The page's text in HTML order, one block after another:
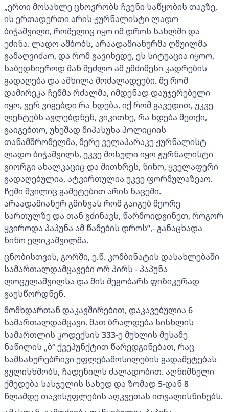
„ერთი მოსახლე ცხოვრობს ჩვენი საწყობის თავზე,
ის ერთადერთი არის ჟურნალისტი ლადო
ბიჭაშვილი, რომელიც იყო იმ დროს სახლში და
ეძინა. ლადო ამბობს, არაადამიანურმა ღმუილმა
გამაღვიძაო, და რომ გავიხედე, ეს სიტუაცია იყოო,
საბედნიეროდ მან შეძლო ამ უმძიმესი კადრების
გადაღება და ამხილა მოძალადეები. მე რომ
დამირეკა ჩემმა რძალმა, იმდენად დაუჯერებელი
იყო, ვერ ვიგებდი რა ხდება. იქ რომ გავედით, უკვე
ლენტებს ავლებდნენ, ვიკითხე, რა ხდება მეთქი,
გაიგებთო, უხეშად მიპასუხა პოლიციის
თანამშრომელმა, მერე ველაპარაკე ჟურნალისტ
ლადო ბიჭაშვილს, უკვე მოსული იყო ჟურნალისტი
გიორგი ახალკაციც და მითხრეს, ნინო, ყველაფერი
გადაღებულია, ატვირთულია უკვე ფორმულაზეაო.
ჩემი შვილიც გამეტებით არის ნაცემი.
არაადამიანურ გმინვას რომ გაიგებ მეორე
სართულზე და თან გძინავს, წარმოიდგინეთ, როგორ
ყვიროდა პაპუნა ამ წამების დროს”,- განაცხადა
ნინო ელიკაშვილმა.
ცნობისთვის, გორში, ე.წ. კომბინატის დასახლებაში
სამართალდამცავები ორ პირს - პაპუნა
ლოცულაშვილსა და მის მეგობარს ფიზიკურად
გაუსწორდნენ.
მომხდართან დაკავშირებით, დაკავებულია 6
სამართალდამცავი. მათ ბრალდება სისხლის
სამართლის კოდექსის 333-ე მუხლის მესამე
ნაწილის „ბ“ ქვეპუნქტით წარედგინებათ, რაც
სამსახურებრივი უფლებამოსილების გადამეტებას
გულისხმობს, ჩადენილს ძალადობით. აღნიშნული
ქმედება სასჯელის სახედ და ზომად 5-დან 8
წლამდე თავისუფლების აღკვეთას ითვალისწინებს.